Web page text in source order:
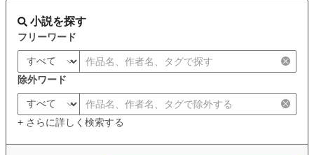
小説を探す
フリーワード
除外ワード
+ さらに詳しく検索する